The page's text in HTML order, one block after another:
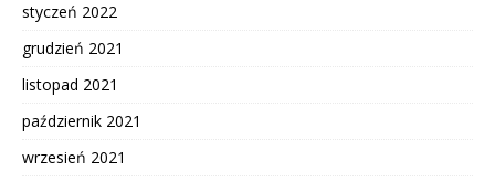
styczeń 2022
grudzień 2021
listopad 2021
październik 2021
wrzesień 2021